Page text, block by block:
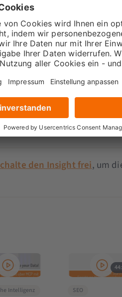
frei – mit derPro- oder
den Insight frei, um
Intelligenz SEO